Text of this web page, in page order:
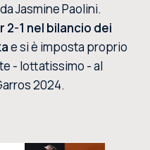
Jasmine Paolini.
2-1 nel bilancio dei
e si è imposta proprio
- lottatissimo - al
2024.